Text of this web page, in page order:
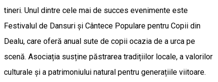
tineri. Unul dintre cele mai de succes evenimente este
Festivalul de Dansuri și Cântece Populare pentru Copii din
Dealu, care oferă anual sute de copii ocazia de a urca pe
scenă. Asociația susține păstrarea tradițiilor locale, a valorilor
culturale și a patrimoniului natural pentru generațiile viitoare.